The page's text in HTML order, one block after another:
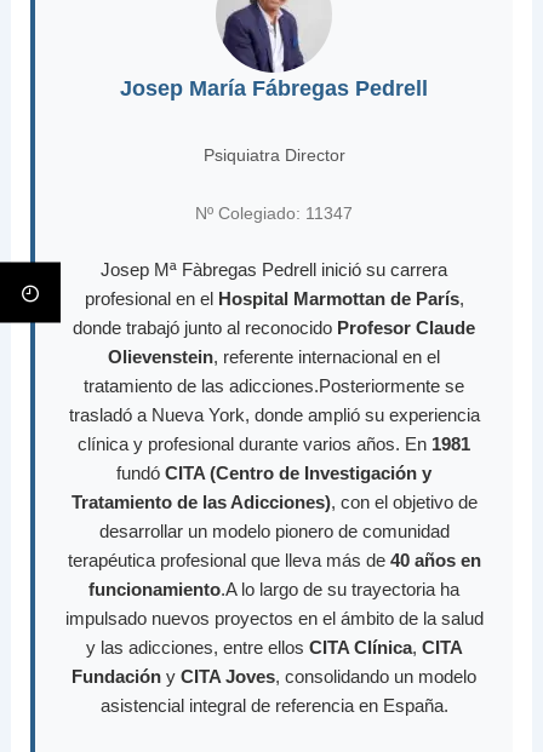
Josep María Fábregas Pedrell
Psiquiatra Director
Nº Colegiado: 11347
Josep Mª Fàbregas Pedrell inició su carrera
profesional en el Hospital Marmottan de París,
donde trabajó junto al reconocido Profesor Claude
Olievenstein, referente internacional en el
tratamiento de las adicciones.Posteriormente se
trasladó a Nueva York, donde amplió su experiencia
clínica y profesional durante varios años. En 1981
fundó CITA (Centro de Investigación y
Tratamiento de las Adicciones), con el objetivo de
desarrollar un modelo pionero de comunidad
terapéutica profesional que lleva más de 40 años en
funcionamiento.A lo largo de su trayectoria ha
impulsado nuevos proyectos en el ámbito de la salud
y las adicciones, entre ellos CITA Clínica, CITA
Fundación y CITA Joves, consolidando un modelo
asistencial integral de referencia en España.